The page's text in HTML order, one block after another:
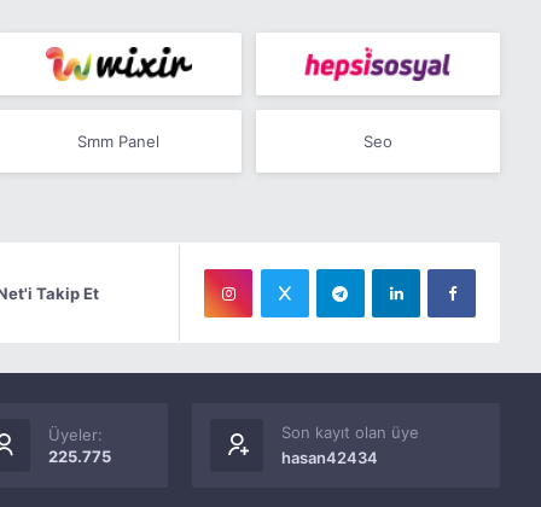
Smm Panel Seo
Takip Et
Üyeler:
225.775
Son kayıt olan üye
hasan42434